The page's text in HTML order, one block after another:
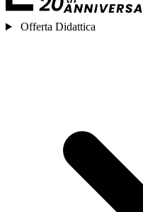
Offerta Didattica